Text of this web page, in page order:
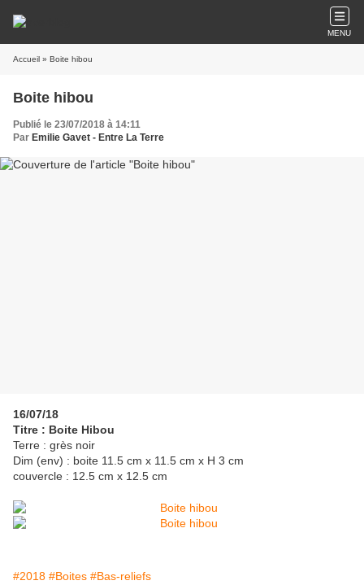
MENU
Accueil » Boite hibou
Boite hibou
Publié le 23/07/2018 à 14:11
Par Emilie Gavet - Entre La Terre
16/07/18
Titre : Boite Hibou
Terre : grès noir
Dim (env) : boite 11.5 cm x 11.5 cm x H 3 cm
couvercle : 12.5 cm x 12.5 cm
#2018 #Boites #Bas-reliefs